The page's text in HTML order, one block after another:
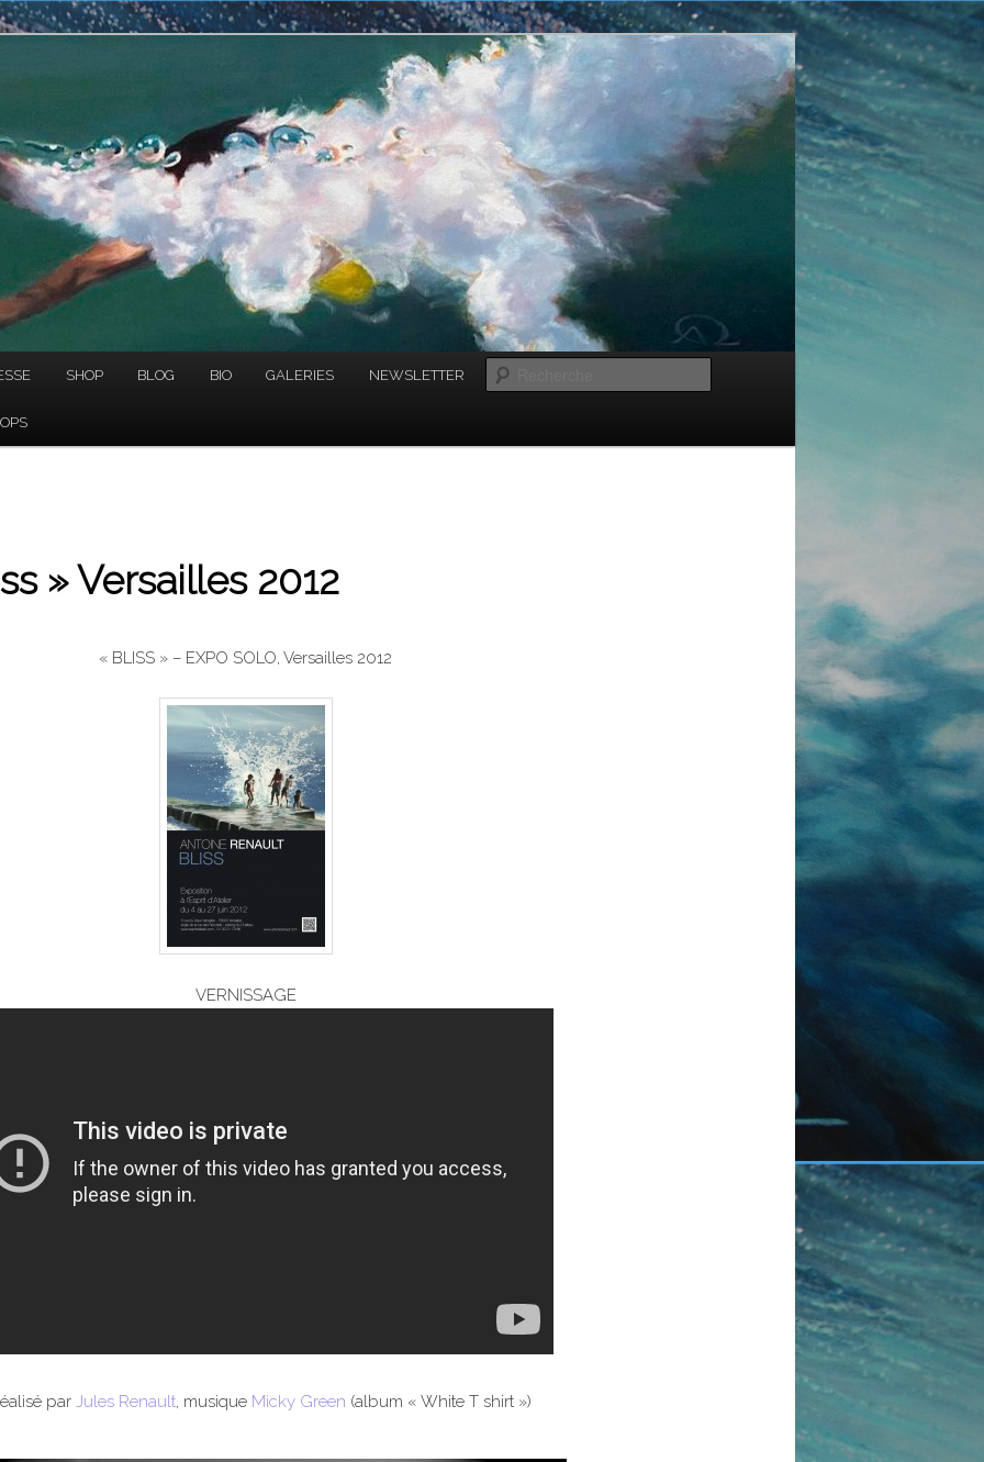
SHOP BLOG BIO GALERIES NEWSLETTER
» Versailles 2012
« BLISS » – EXPO SOLO, Versailles 2012
VERNISSAGE
parJules Renault, musique Micky Green (album « White T shirt »)